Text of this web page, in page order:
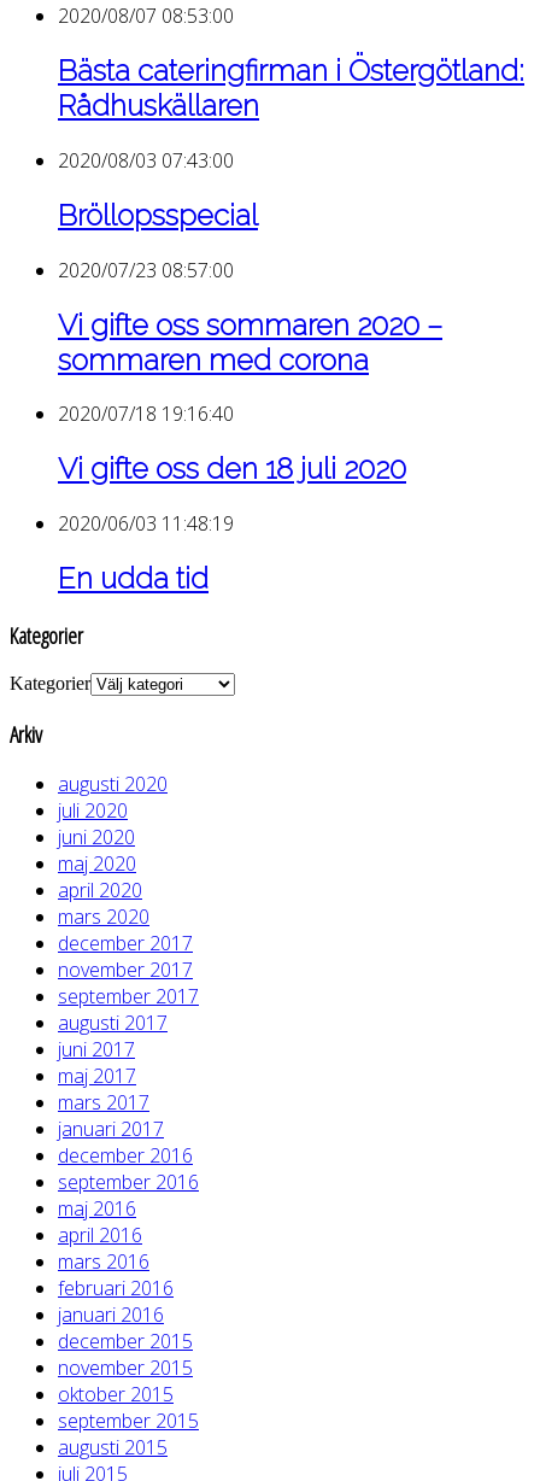
2020/08/07 08:53:00
Bästa cateringfirman i Östergötland:
Rådhuskällaren
2020/08/03 07:43:00
Bröllopsspecial
2020/07/23 08:57:00
Vi gifte oss sommaren 2020 –
sommaren med corona
2020/07/18 19:16:40
Vi gifte oss den 18 juli 2020
2020/06/03 11:48:19
En udda tid
Kategorier
Kategorier
Arkiv
augusti 2020
juli 2020
juni 2020
maj 2020
april 2020
mars 2020
december 2017
november 2017
september 2017
augusti 2017
juni 2017
maj 2017
mars 2017
januari 2017
december 2016
september 2016
maj 2016
april 2016
mars 2016
februari 2016
januari 2016
december 2015
november 2015
oktober 2015
september 2015
augusti 2015
juli 2015